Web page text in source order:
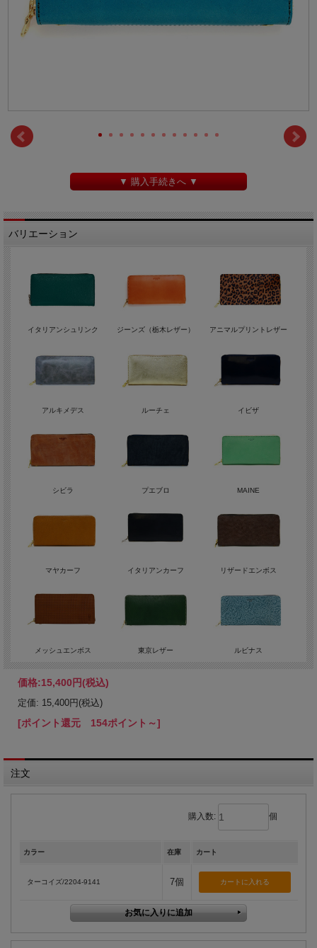
▼ 購入手続きへ ▼
バリエーション
イタリアンシュリンク ジーンズ（栃木レザー） アニマルプリントレザー
アルキメデス ルーチェ イビザ
シビラ プエブロ MAINE
マヤカーフ イタリアンカーフ リザードエンボス
メッシュエンボス 東京レザー ルビナス
価格:15,400円(税込)
定価: 15,400円(税込)
[ポイント還元 154ポイント～]
注文
購入数: 個
カラー 在庫 カート
ターコイズ/2204-9141 7個